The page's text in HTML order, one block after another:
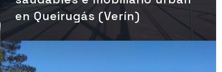
en Queirugás (Verín)